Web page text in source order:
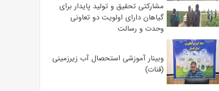
مشارکتی تحقیق و تولید پایدار برای
گیاهان دارای اولویت دو تعاونی
وحدت و رسالت
وبینار آموزشی استحصال آب زیرزمینی
(قنات)